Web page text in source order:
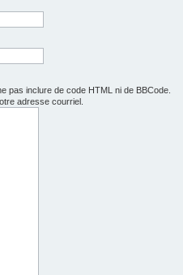
pas inclure de code HTML ni de BBCode.
adresse courriel.